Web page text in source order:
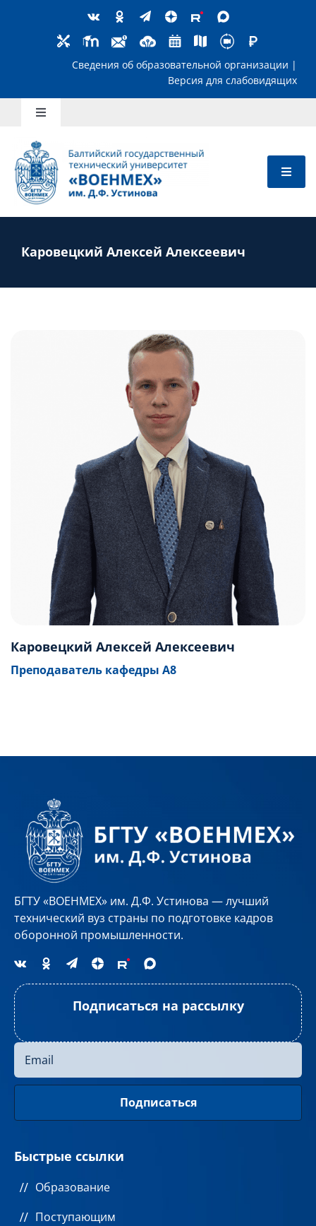
Сведения об образовательной
Toggle
Школьникам
Абитуриентам
Преподавателям
Каровецкий Алексей Алексеевич
Каровецкий Алексей Алексеевич
Преподаватель кафедры А8
БГТУ «ВОЕНМЕХ» им. Д.Ф. Устинова — лучший
технический вуз страны по подготовке кадров
оборонной промышленности.
Подписаться на рассылку
Быстрые ссылки
Образование
Поступающим